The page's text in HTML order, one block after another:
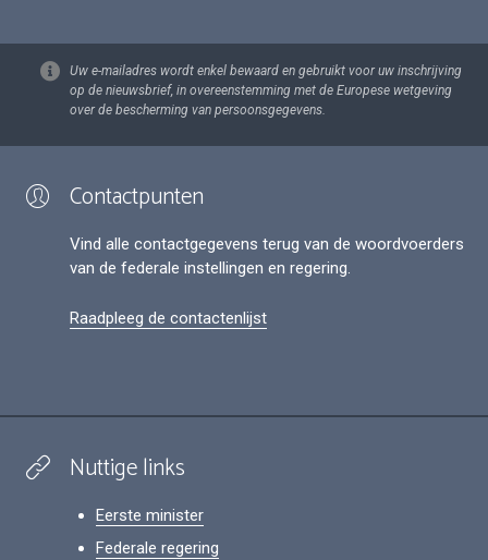
Uw e-mailadres wordt enkel bewaard en gebruikt voor uw inschrijving
op de nieuwsbrief, in overeenstemming met de Europese wetgeving
over de bescherming van persoonsgegevens.
Contactpunten
Vind alle contactgegevens terug van de woordvoerders
van de federale instellingen en regering.
Raadpleeg de contactenlijst
Nuttige links
Eerste minister
Federale regering